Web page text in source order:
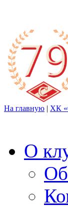
На главную | ХК
О